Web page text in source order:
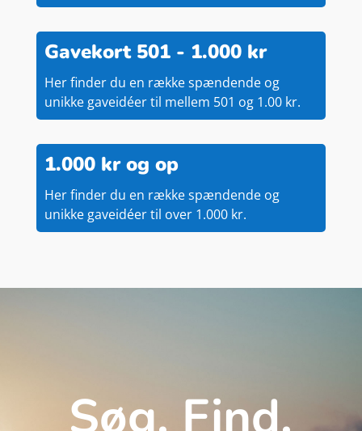
Gavekort 501 - 1.000 kr
Her finder du en række spændende og
unikke gaveidéer til mellem 501 og 1.00 kr.
1.000 kr og op
Her finder du en række spændende og
unikke gaveidéer til over 1.000 kr.
Søg. Find.